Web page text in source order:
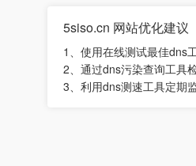
5siso.cn 网站优化建议
1、使用在线测试最佳dns
2、通过dns污染查询工具
3、利用dns测速工具定期